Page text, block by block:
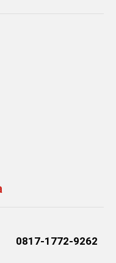
0817-1772-9262